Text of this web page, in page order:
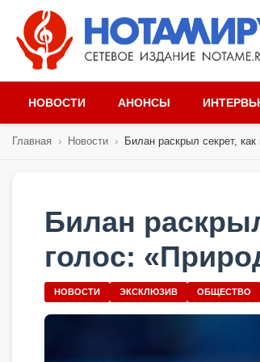
НОВОСТИ АНОНСЫ
Главная › Новости › Билан раскрыл секрет,
Билан
голос:
НОВОСТИ ЭКСКЛЮЗИВ ОБЩЕСТВО